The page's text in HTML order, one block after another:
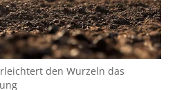
den Wurzeln das